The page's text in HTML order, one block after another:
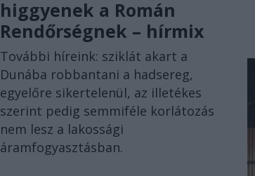
higgyenek a Román
Rendőrségnek – hírmix
További híreink: sziklát akart a
Dunába robbantani a hadsereg,
egyelőre sikertelenül, az illetékes
szerint pedig semmiféle korlátozás
nem lesz a lakossági
áramfogyasztásban.